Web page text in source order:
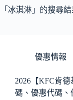
「冰淇淋」的搜尋結
優惠情報
2026【KFC肯
碼、優惠代碼、